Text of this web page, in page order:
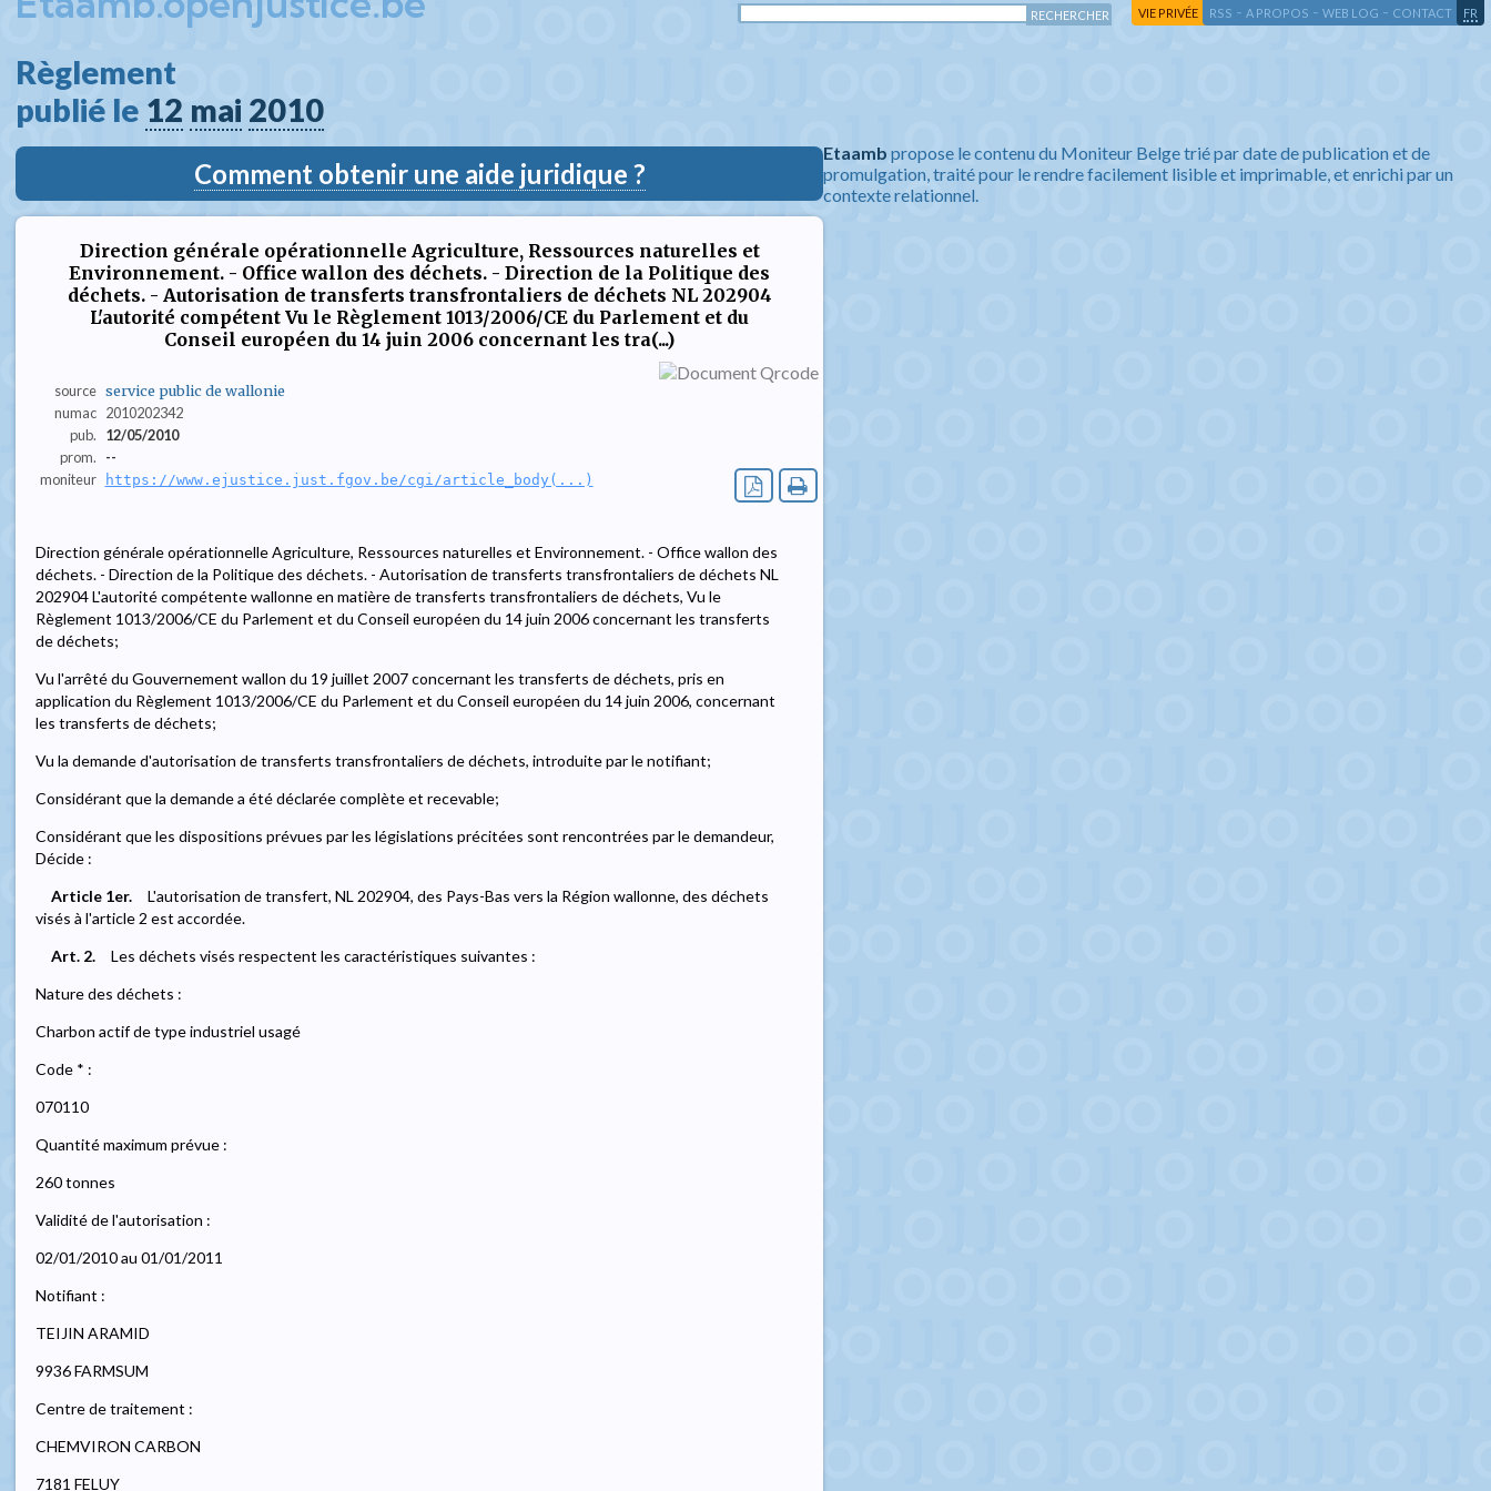
VIE PRIVÉE RSS - A PROPOS - WEB LOG - CONTACT FR
Règlement
publié le 12 mai 2010
Comment obtenir une aide juridique ?
Direction générale opérationnelle Agriculture, Ressources naturelles et
Environnement. - Office wallon des déchets. - Direction de la Politique des
déchets. - Autorisation de transferts transfrontaliers de déchets NL 202904
L'autorité compétent Vu le Règlement 1013/2006/CE du Parlement et du
Conseil européen du 14 juin 2006 concernant les tra(...)
source service public de wallonie
numac 2010202342
pub.
12/05/2010
prom.
--
moniteur
https://www.ejustice.just.fgov.be/cgi/article_body(...)
Direction générale opérationnelle Agriculture, Ressources naturelles et Environnement. - Office wallon des
déchets. - Direction de la Politique des déchets. - Autorisation de transferts transfrontaliers de déchets NL
202904 L'autorité compétente wallonne en matière de transferts transfrontaliers de déchets, Vu le
Règlement 1013/2006/CE du Parlement et du Conseil européen du 14 juin 2006 concernant les transferts
de déchets;
Vu l'arrêté du Gouvernement wallon du 19 juillet 2007 concernant les transferts de déchets, pris en
application du Règlement 1013/2006/CE du Parlement et du Conseil européen du 14 juin 2006, concernant
les transferts de déchets;
Vu la demande d'autorisation de transferts transfrontaliers de déchets, introduite par le notifiant;
Considérant que la demande a été déclarée complète et recevable;
Considérant que les dispositions prévues par les législations précitées sont rencontrées par le demandeur,
Décide :
Article 1er.
L'autorisation de transfert, NL 202904, des Pays-Bas vers la Région wallonne, des déchets
visés à l'article 2 est accordée.
Art. 2.
Les déchets visés respectent les caractéristiques suivantes :
Nature des déchets :
Charbon actif de type industriel usagé
Code * :
070110
Quantité maximum prévue :
260 tonnes
Validité de l'autorisation :
02/01/2010 au 01/01/2011
Notifiant :
TEIJIN ARAMID
9936 FARMSUM
Centre de traitement :
CHEMVIRON CARBON
7181 FELUY
Etaamb propose le contenu du Moniteur Belge trié par date de publication et de
promulgation, traité pour le rendre facilement lisible et imprimable, et enrichi par un
contexte relationnel.